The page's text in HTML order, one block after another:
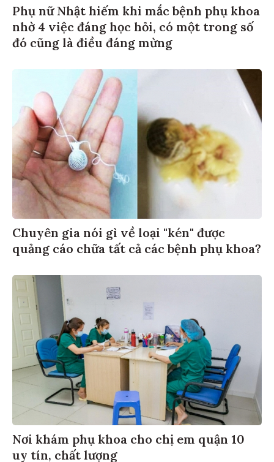
Phụ nữ Nhật hiếm khi mắc bệnh phụ khoa
nhờ 4 việc đáng học hỏi, có một trong số
đó cũng là điều đáng mừng
Chuyên gia nói gì về loại "kén" được
quảng cáo chữa tất cả các bệnh phụ khoa?
Nơi khám phụ khoa cho chị em quận 10
uy tín, chất lượng